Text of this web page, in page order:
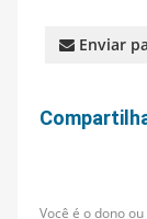
Enviar
Você é o dono